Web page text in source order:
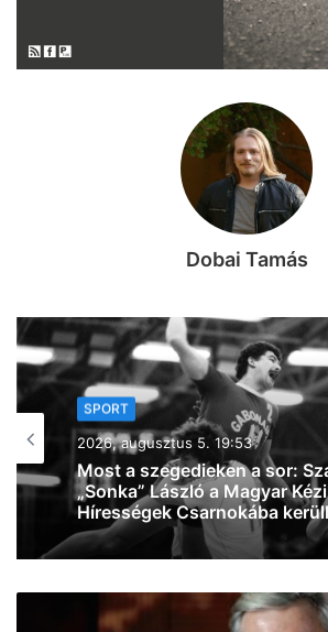
Dobai Tamás
SPORT
2026, augusztus 4. 09:56
Tart a felkészülés: fiatalos,
Szegedet képzelnek el
szezonra